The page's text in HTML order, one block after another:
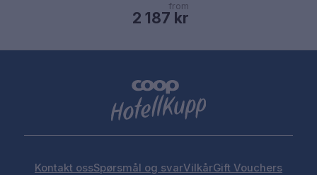
from
2 187 kr
Kontakt ossSpørsmål og svarVilkårGift Vouchers